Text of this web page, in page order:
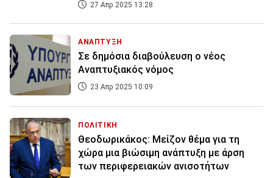
27 Απρ 2025 13:28
ΑΝΑΠΤΥΞΗ
Σε δημόσια διαβούλευση ο νέος
Αναπτυξιακός νόμος
23 Απρ 2025 10:09
ΠΟΛΙΤΙΚΗ
Θεοδωρικάκος: Μείζον θέμα για τη
χώρα μια βιώσιμη ανάπτυξη με άρση
των περιφερειακών ανισοτήτων